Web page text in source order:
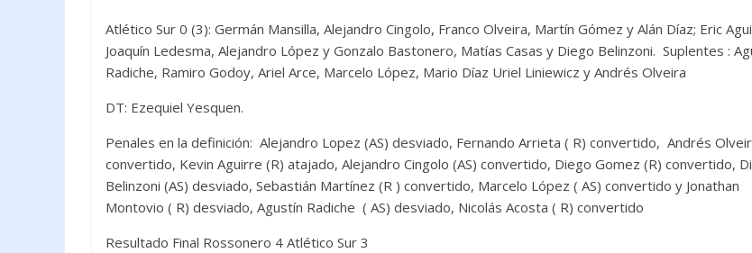
Atlético Sur 0 (3): Germán Mansilla, Alejandro Cingolo, Franco Olveira, Martín Gómez y Alán Díaz; Eric
Joaquín Ledesma, Alejandro López y Gonzalo Bastonero, Matías Casas y Diego Belinzoni. Suplentes :
Radiche, Ramiro Godoy, Ariel Arce, Marcelo López, Mario Díaz Uriel Liniewicz y Andrés Olveira
DT: Ezequiel Yesquen.
Penales en la definición: Alejandro Lopez (AS) desviado, Fernando Arrieta ( R) convertido, Andrés
convertido, Kevin Aguirre (R) atajado, Alejandro Cingolo (AS) convertido, Diego Gomez (R) convertido,
Belinzoni (AS) desviado, Sebastián Martínez (R ) convertido, Marcelo López ( AS) convertido y Jonathan
Montovio ( R) desviado, Agustín Radiche ( AS) desviado, Nicolás Acosta ( R) convertido
Resultado Final Rossonero 4 Atlético Sur 3